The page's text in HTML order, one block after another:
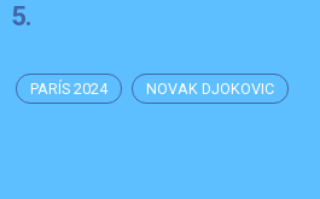
5.
PARÍS 2024 NOVAK DJOKOVIC